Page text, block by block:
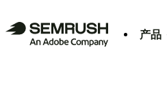
产品